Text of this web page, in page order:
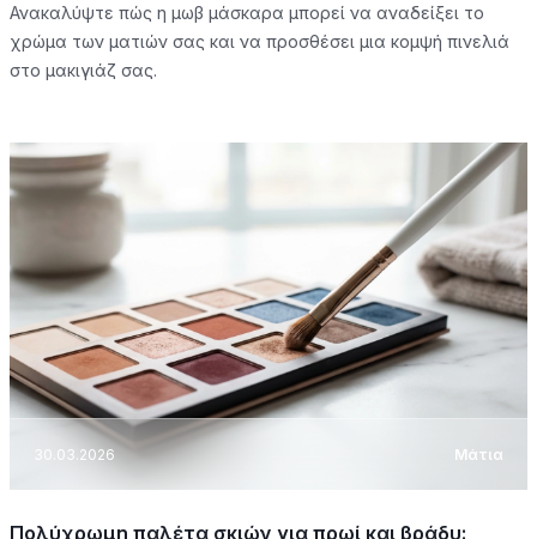
Ανακαλύψτε πώς η μωβ μάσκαρα μπορεί να αναδείξει το
χρώμα των ματιών σας και να προσθέσει μια κομψή πινελιά
στο μακιγιάζ σας.
30.03.2026 Μάτια
Πολύχρωμη παλέτα σκιών για πρωί και βράδυ: